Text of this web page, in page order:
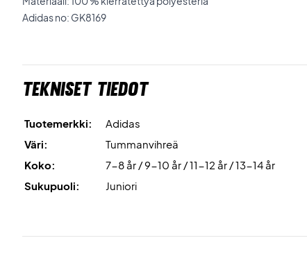
Adidas no: GK8169
Tekniset tiedot
Tuotemerkki:
Adidas
Väri:
Tummanvihreä
Koko:
7-8 år / 9-10 år / 11-12 år / 13-14 år
Sukupuoli:
Juniori